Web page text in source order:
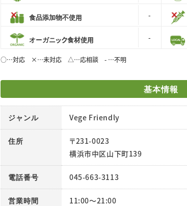
食品添加物不使用 -
オーガニック食材使用 -
○…対応 ×…未対応 △…応相談 - …不明
基本情報
ジャンル Vege Friendly
住所
〒231-0023
横浜市中区山下町139
電話番号 045-663-3113
営業時間 11:00～21:00